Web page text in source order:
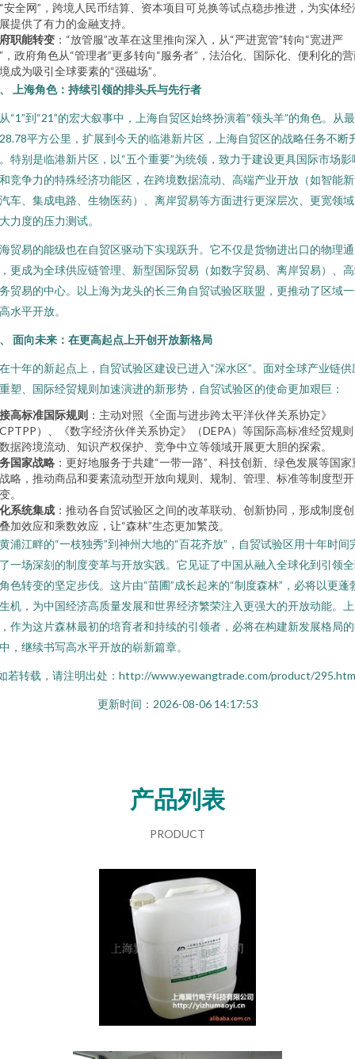
安全网”，跨境人民币结算、资本项目可兑换等试点稳步推进，为实体经
提供了有力的金融支持。
职能转变 ：“放管服”改革在这里推向深入，从“严进宽管”转向“宽进严
，政府角色从“管理者”更多转向“服务者”，法治化、国际化、便利化的
成为吸引全球要素的“强磁场”。
上海角色：持续引领的排头兵与先行者
“1”到“21”的宏大叙事中，上海自贸区始终扮演着“领头羊”的角色。从
平方公里，扩展到今天的临港新片区，上海自贸区的战略任务不断
特别是临港新片区，以“五个重要”为统领，致力于建设更具国际市场影
竞争力的特殊经济功能区，在跨境数据流动、高端产业开放（如智能
车、集成电路、生物医药）、离岸贸易等方面进行更深层次、更宽领
力度的压力测试。
贸易的能级也在自贸区驱动下实现跃升。它不仅是货物进出口的物理通
更成为全球供应链管理、新型国际贸易（如数字贸易、离岸贸易）、
贸易的中心。以上海为龙头的长三角自贸试验区联盟，更推动了区域
水平开放。
面向未来：在更高起点上开创开放新格局
十年的新起点上，自贸试验区建设已进入“深水区”。面对全球产业链供
塑、国际经贸规则加速演进的新形势，自贸试验区的使命更加艰巨：
高标准国际规则 ：主动对照《全面与进步跨太平洋伙伴关系协定》
）、《数字经济伙伴关系协定》（DEPA）等国际高标准经贸规
据跨境流动、知识产权保护、竞争中立等领域开展更大胆的探索。
国家战略 ：更好地服务于共建“一带一路”、科技创新、绿色发展等国家
略，推动商品和要素流动型开放向规则、规制、管理、标准等制度型
。
系统集成 ：推动各自贸试验区之间的改革联动、创新协同，形成制度
加效应和乘数效应，让“森林”生态更加繁茂。
浦江畔的“一枝独秀”到神州大地的“百花齐放”，自贸试验区用十年时间
一场深刻的制度变革与开放实践。它见证了中国从融入全球化到引领
色转变的坚定步伐。这片由“苗圃”成长起来的“制度森林”，必将以更蓬
机，为中国经济高质量发展和世界经济繁荣注入更强大的开放动能。上
作为这片森林最初的培育者和持续的引领者，必将在构建新发展格局
，继续书写高水平开放的崭新篇章。
若转载，请注明出处：http://www.yewangtrade.com/product/
更新时间：2026-08-06 14:17:53
产品列表
PRODUCT